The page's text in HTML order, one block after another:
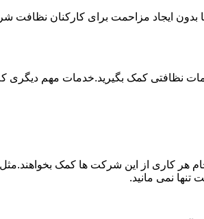
ایجاد مزاحمت برای کارکنان نظافت
نظافتی کمک بگیرید.خدمات مهم دیگری
کاری از این شرکت ها کمک بخواهند.مثل
نمی مانید.